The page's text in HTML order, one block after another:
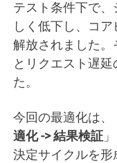
テスト条件下で、
しく低下し、コ
解放されました。
とリクエスト遅
た。
今回の最適化は、
適化 -> 結果検証
決定サイクルを